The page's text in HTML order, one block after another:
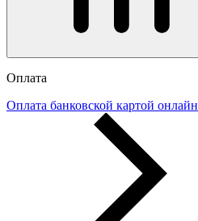
Оплата
Оплата банковской картой онлайн